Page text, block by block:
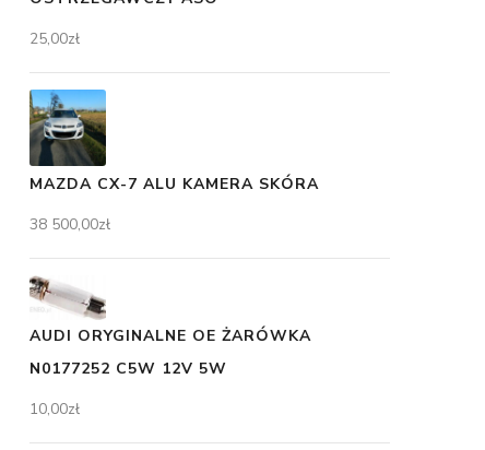
25,00zł
MAZDA CX-7 ALU KAMERA SKÓRA
38 500,00zł
AUDI ORYGINALNE OE ŻARÓWKA
N0177252 C5W 12V 5W
10,00zł